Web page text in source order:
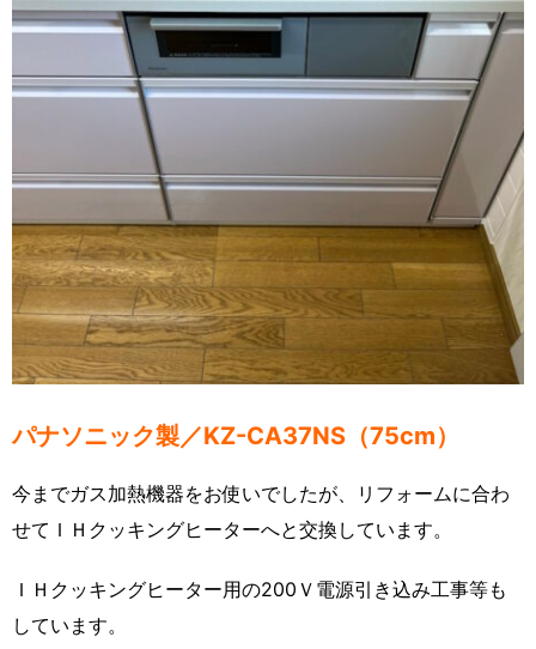
パナソニック製／KZ-CA37NS（75cm）
今までガス加熱機器をお使いでしたが、リフォームに合わ
せてＩＨクッキングヒーターへと交換しています。
ＩＨクッキングヒーター用の200Ｖ電源引き込み工事等も
しています。